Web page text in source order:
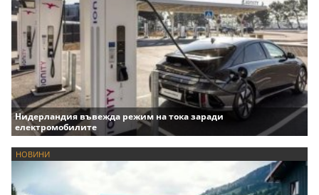
Нидерландия въвежда режим на тока заради
електромобилите
НОВИНИ